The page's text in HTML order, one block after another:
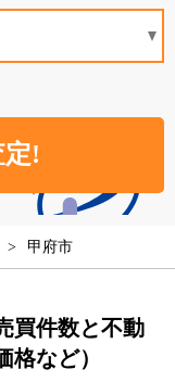
甲府市
買件数と不動
など）